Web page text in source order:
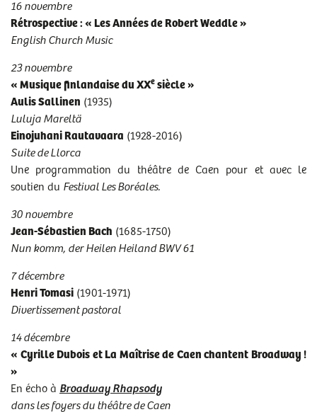
sam 22/03/2025
sam 29/03/2025 - 12h00
sam 26/04/2025
sam 24/05/2025
sam 21/06/2025 - 12h00
PROGRAMME DE L'AUDITION DU 21 SEPTEMBRE 2024
PROGRAMME DE L'AUDITION DU 28 SEPTEMBRE 2024
PROGRAMME DE L'AUDITION DU 5 OCTOBRE 2024
PROGRAMME DE L'AUDITION DU 12 OCTOBRE 2024
PROGRAMME DE L'AUDITION DU 16 NOVEMBRE 2024
PROGRAMME DE L'AUDITION DU 7 DÉCEMBRE 2024
PROGRAMME DE L'AUDITION DU 14 DÉCEMBRE 2024
PROGRAMME DE L'AUDITION DU 18 JANVIER 2025
PROGRAMME DE L'AUDITION DU 1ER FÉVRIER 2025
16 novembre
Rétrospective : « Les Années de Robert Weddle »
English Church Music
23 novembre
« Musique finlandaise du XXe siècle »
Aulis Sallinen (1935)
Luluja Mareltä
Einojuhani Rautavaara (1928-2016)
Suite de Llorca
Une programmation du théâtre de Caen pour et avec le
soutien du Festival Les Boréales.
30 novembre
Jean-Sébastien Bach (1685-1750)
Nun komm, der Heilen Heiland BWV 61
7 décembre
Henri Tomasi (1901-1971)
Divertissement pastoral
14 décembre
« Cyrille Dubois et La Maîtrise de Caen chantent Broadway !
»
En écho à Broadway Rhapsody
dans les foyers du théâtre de Caen